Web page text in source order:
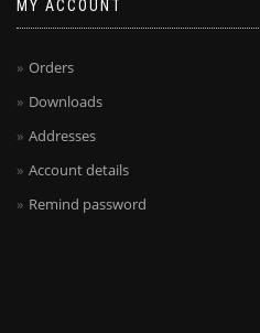
MY ACCOUNT
Orders
Downloads
Addresses
Account details
Remind password